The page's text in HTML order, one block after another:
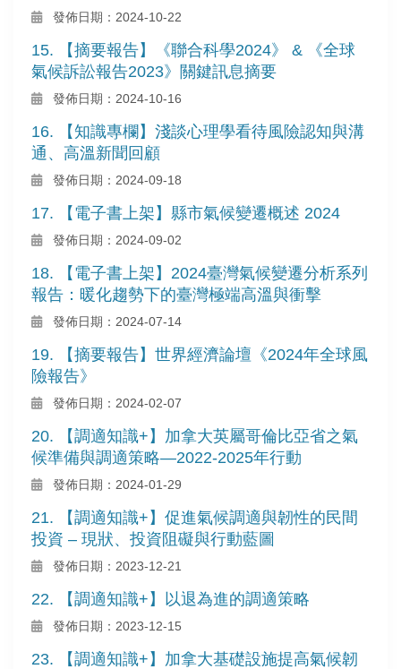
發佈日期：2024-10-22
15. 【摘要報告】《聯合科學2024》 & 《全球
氣候訴訟報告2023》關鍵訊息摘要
發佈日期：2024-10-16
16. 【知識專欄】淺談心理學看待風險認知與溝
通、高溫新聞回顧
發佈日期：2024-09-18
17. 【電子書上架】縣市氣候變遷概述 2024
發佈日期：2024-09-02
18. 【電子書上架】2024臺灣氣候變遷分析系列
報告：暖化趨勢下的臺灣極端高溫與衝擊
發佈日期：2024-07-14
19. 【摘要報告】世界經濟論壇《2024年全球風
險報告》
發佈日期：2024-02-07
20. 【調適知識+】加拿大英屬哥倫比亞省之氣
候準備與調適策略—2022-2025年行動
發佈日期：2024-01-29
21. 【調適知識+】促進氣候調適與韌性的民間
投資 – 現狀、投資阻礙與行動藍圖
發佈日期：2023-12-21
22. 【調適知識+】以退為進的調適策略
發佈日期：2023-12-15
23. 【調適知識+】加拿大基礎設施提高氣候韌